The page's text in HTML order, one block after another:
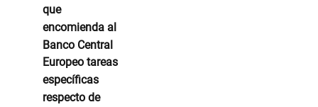
que
encomienda al
Banco Central
Europeo tareas
específicas
respecto de